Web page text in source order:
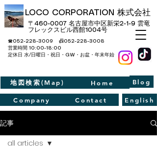
LOCO CORPORATION 株式会社
〒460-0007 名古屋市中区新栄2-1-9​ 雲竜
フレックスビル西館1004号
Home
☎052-228-3009 📠052-228-3008
​営業時間 10:00-18:00
定休日 水/日曜日・祝日・GW・お盆・年末年始
English
Contact
地図検索(Map)
Company
Blog
記事
all articles